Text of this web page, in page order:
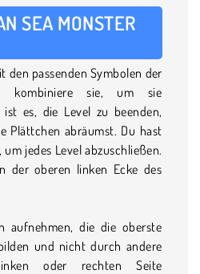
SEA MONSTER
den passenden Symbolen der
kombiniere sie, um sie
ist es, die Level zu beenden,
Plättchen abräumst. Du hast
jedes Level abzuschließen.
der oberen linken Ecke des
aufnehmen, die die oberste
und nicht durch andere
oder rechten Seite